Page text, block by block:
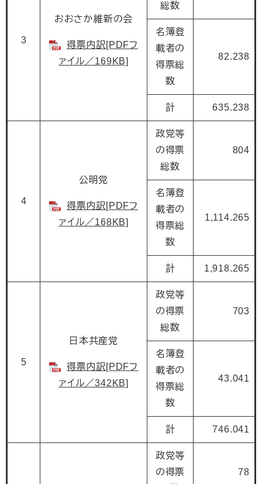
3
おおさか維新の会
得票内訳[PDFフ
ァイル／169KB]
総数
名簿登
載者の
得票総
数
82.238
計 635.238
4
公明党
得票内訳[PDFフ
ァイル／168KB]
政党等
の得票
総数
804
名簿登
載者の
得票総
数
1,114.265
計 1,918.265
5
日本共産党
得票内訳[PDFフ
ァイル／342KB]
政党等
の得票
総数
703
名簿登
載者の
得票総
数
43.041
計 746.041
政党等
の得票
78